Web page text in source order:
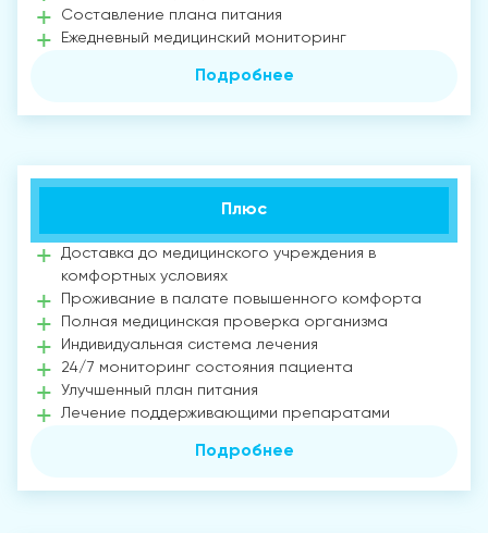
Составление плана питания
Ежедневный медицинский мониторинг
Подробнее
Плюс
Доставка до медицинского учреждения в
комфортных условиях
Проживание в палате повышенного комфорта
Полная медицинская проверка организма
Индивидуальная система лечения
24/7 мониторинг состояния пациента
Улучшенный план питания
Лечение поддерживающими препаратами
Подробнее